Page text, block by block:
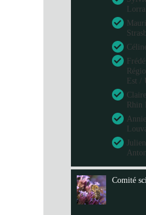
Est
Rhin
Comité